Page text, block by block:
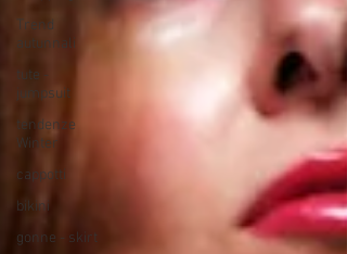
Trend
autunnali
tute -
jumpsuit
tendenze
Winter
cappotti
bikini
gonne - skirt